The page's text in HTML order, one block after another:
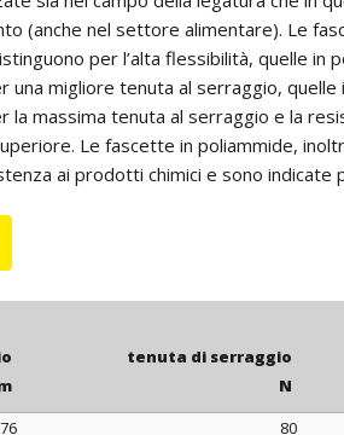
(anche nel settore alimentare). Le
per l’alta flessibilità, quelle in
una migliore tenuta al serraggio, quelle
la massima tenuta al serraggio e la
Le fascette in poliammide,
ai prodotti chimici e sono indicate
o giallo.
tenuta di serraggio
N
76 80